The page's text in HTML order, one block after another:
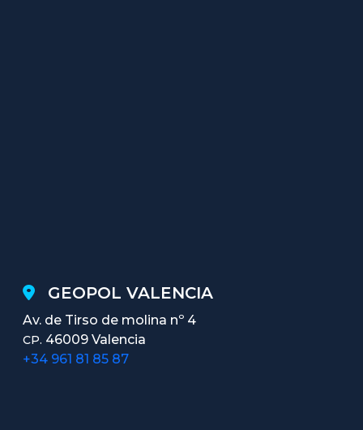
GEOPOL VALENCIA
Av. de Tirso de molina nº 4
CP. 46009 Valencia
+34 961 81 85 87